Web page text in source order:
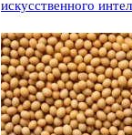
искусственного